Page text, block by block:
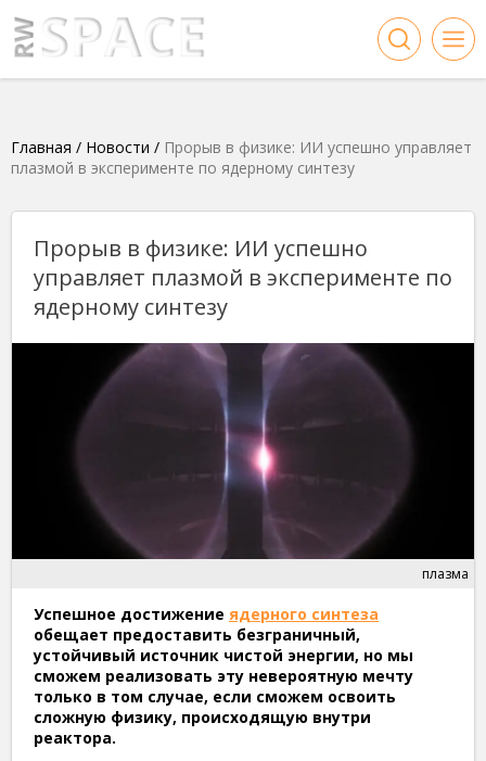
Главная / Новости / Прорыв в физике: ИИ успешно управляет
плазмой в эксперименте по ядерному синтезу
Прорыв в физике: ИИ успешно
управляет плазмой в эксперименте по
ядерному синтезу
плазма
Успешное достижение ядерного синтеза
обещает предоставить безграничный,
устойчивый источник чистой энергии, но мы
сможем реализовать эту невероятную мечту
только в том случае, если сможем освоить
сложную физику, происходящую внутри
реактора.